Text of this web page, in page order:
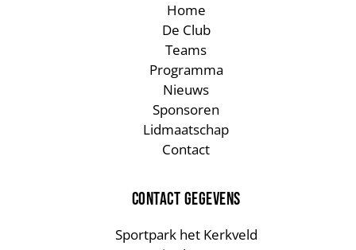
Home
De Club
Teams
Programma
Nieuws
Sponsoren
Lidmaatschap
Contact
CONTACT GEGEVENS
Sportpark het Kerkveld